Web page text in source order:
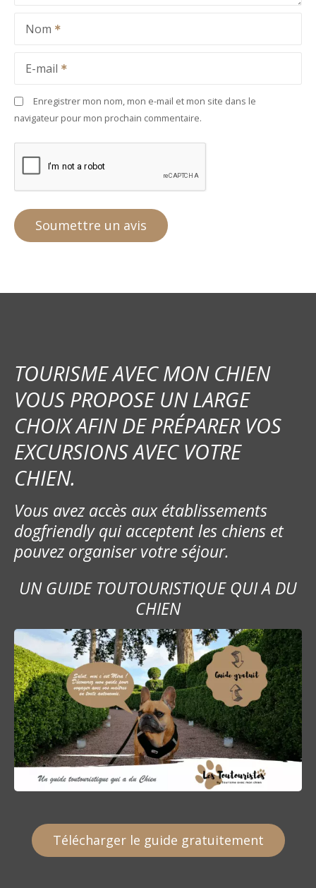
Nom
E-mail
Enregistrer mon nom, mon e-mail et mon site dans le
navigateur pour mon prochain commentaire.
TOURISME AVEC MON CHIEN
VOUS PROPOSE UN LARGE
CHOIX AFIN DE PRÉPARER VOS
EXCURSIONS AVEC VOTRE
CHIEN.
Vous avez accès aux établissements
dogfriendly qui acceptent les chiens et
pouvez organiser votre séjour.
UN GUIDE TOUTOURISTIQUE QUI A DU
CHIEN
Télécharger le guide gratuitement